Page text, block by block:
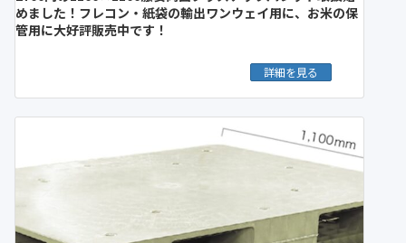
めました！フレコン・紙袋の輸出ワンウェイ用に、お米の保
管用に大好評販売中です！
詳細を見る